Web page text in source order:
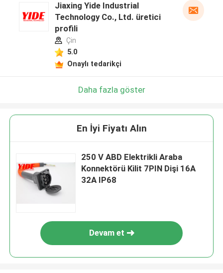
Jiaxing Yide Industrial
Technology Co., Ltd. üretici
profili
Çin
5.0
Onaylı tedarikçi
Daha fazla göster
En İyi Fiyatı Alın
250 V ABD Elektrikli Araba
Konnektörü Kilit 7PIN Dişi 16A
32A IP68
Devam et